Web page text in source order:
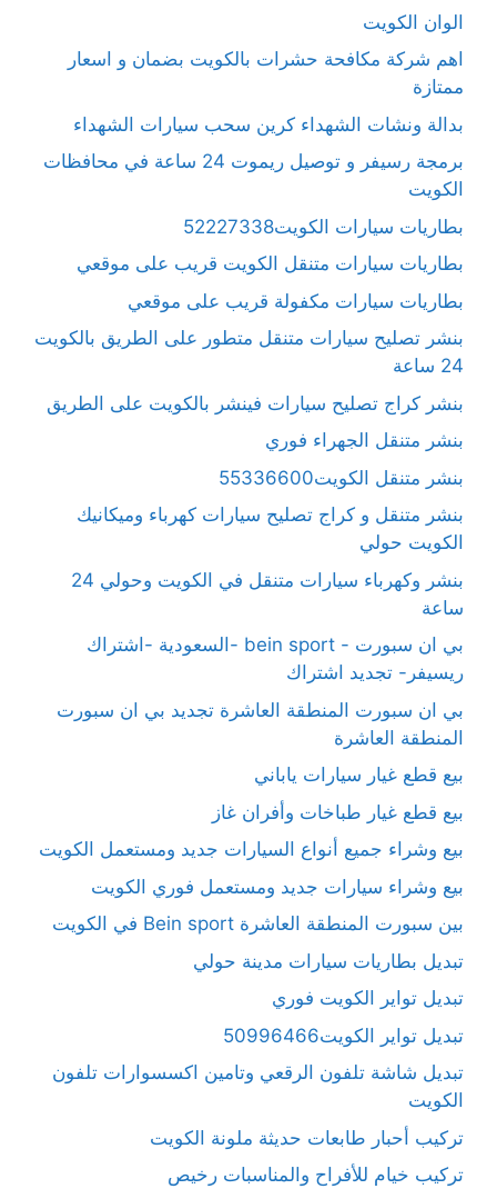
الوان الكويت
اهم شركة مكافحة حشرات بالكويت بضمان و اسعار
ممتازة
بدالة ونشات الشهداء كرين سحب سيارات الشهداء
برمجة رسيفر و توصيل ريموت 24 ساعة في محافظات
الكويت
بطاريات سيارات الكويت52227338
بطاريات سيارات متنقل الكويت قريب على موقعي
بطاريات سيارات مكفولة قريب على موقعي
بنشر تصليح سيارات متنقل متطور على الطريق بالكويت
24 ساعة
بنشر كراج تصليح سيارات فينشر بالكويت على الطريق
بنشر متنقل الجهراء فوري
بنشر متنقل الكويت55336600
بنشر متنقل و كراج تصليح سيارات كهرباء وميكانيك
الكويت حولي
بنشر وكهرباء سيارات متنقل في الكويت وحولي 24
ساعة
بي ان سبورت - bein sport -السعودية -اشتراك
ريسيفر- تجديد اشتراك
بي ان سبورت المنطقة العاشرة تجديد بي ان سبورت
المنطقة العاشرة
بيع قطع غيار سيارات ياباني
بيع قطع غيار طباخات وأفران غاز
بيع وشراء جميع أنواع السيارات جديد ومستعمل الكويت
بيع وشراء سيارات جديد ومستعمل فوري الكويت
بين سبورت المنطقة العاشرة Bein sport في الكويت
تبديل بطاريات سيارات مدينة حولي
تبديل تواير الكويت فوري
تبديل تواير الكويت50996466
تبديل شاشة تلفون الرقعي وتامين اكسسوارات تلفون
الكويت
تركيب أحبار طابعات حديثة ملونة الكويت
تركيب خيام للأفراح والمناسبات رخيص